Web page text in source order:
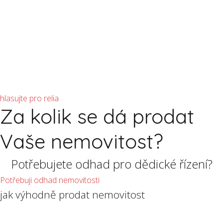
hlasujte pro relia
Za kolik se dá prodat
Vaše nemovitost?
Potřebujete odhad pro dědické řízení?
Potřebuji odhad nemovitosti
jak výhodně prodat nemovitost